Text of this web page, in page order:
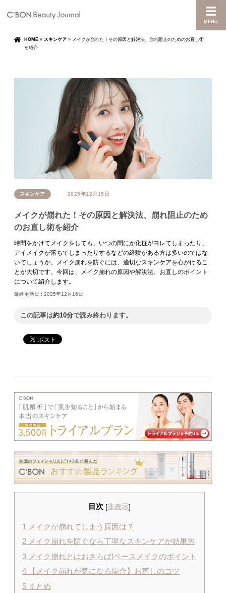
MENU
HOME » スキンケア » メイクが崩れた！その原因と解決法、崩れ阻止のためのお直し術
を紹介
スキンケア 2025年12月15日
メイクが崩れた！その原因と解決法、崩れ阻止のため
のお直し術を紹介
時間をかけてメイクをしても、いつの間にか化粧がヨレてしまったり、
アイメイクが落ちてしまったりするなどの経験がある方は多いのではな
いでしょうか。メイク崩れを防ぐには、適切なスキンケアを心がけるこ
とが大切です。今回は、メイク崩れの原因や解決法、お直しのポイント
について紹介します。
最終更新日 : 2025年12月16日
この記事は約10分で読み終わります。
目次 [非表示]
1
メイクが崩れてしまう原因は？
2 メイク崩れを防ぐなら丁寧なスキンケアが効果的
3 メイク崩れとはおさらば!ベースメイクのポイント
4 【メイク崩れが気になる場合】お直しのコツ
5 まとめ